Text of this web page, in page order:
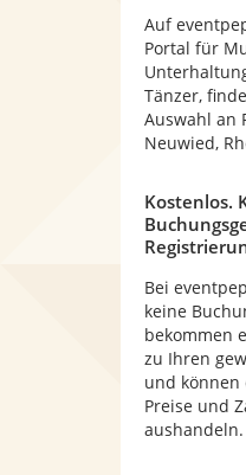
Auf
Portal für
Tänzer,
Auswahl an
Neuwied,
Kostenlos.
Bei
keine
bekommen
zu Ihren
und
Preise und
aushandeln.